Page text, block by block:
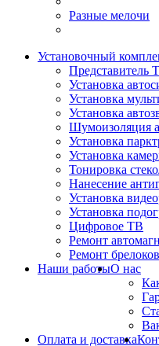
Разные мелочи
Установочный
Представитель
Установка
Установка
Установка
Шумоизоляция
Установка
Установка
Тонировка
Нанесение
Установка
Установка
Цифровое ТВ
Ремонт
Ремонт
Наши работыО нас
Оплата и доставка